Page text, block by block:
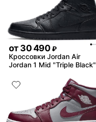
от30 490 ₽
Кроссовки Jordan Air
Jordan 1 Mid "Triple Black"